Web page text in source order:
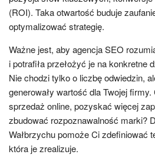
(ROI). Taka otwartość buduje
optymalizować strategię.
Ważne jest, aby agencja SEO
i potrafiła przełożyć je na konkretne
Nie chodzi tylko o liczbę odwiedzin,
generowały wartość dla Twojej
sprzedaż online, pozyskać więcej
zbudować rozpoznawalność marki?
Wałbrzychu pomoże Ci zdefiniować
która je zrealizuje.